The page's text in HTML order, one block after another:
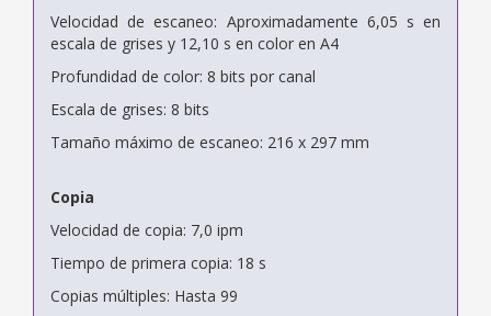
Velocidad de escaneo: Aproximadamente 6,05 s en
escala de grises y 12,10 s en color en A4
Profundidad de color: 8 bits por canal
Escala de grises: 8 bits
Tamaño máximo de escaneo: 216 x 297 mm
Copia
Velocidad de copia: 7,0 ipm
Tiempo de primera copia: 18 s
Copias múltiples: Hasta 99